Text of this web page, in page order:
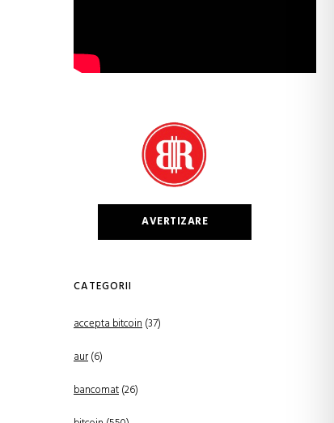
AVERTIZARE
CATEGORII
accepta bitcoin(37)
aur(6)
bancomat(26)